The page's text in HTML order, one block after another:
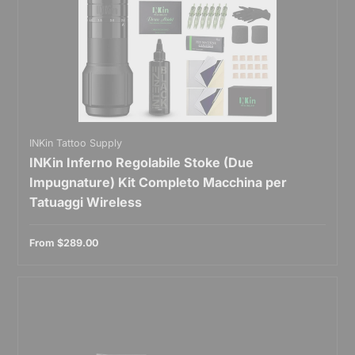
INKin Tattoo Supply
INKin Inferno Regolabile Stoke (Due
Impugnature) Kit Completo Macchina per
Tatuaggi Wireless
From $289.00